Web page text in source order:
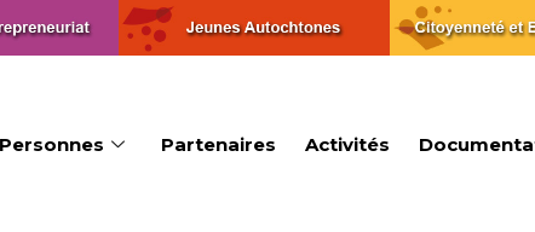
Personnes Partenaires Activités